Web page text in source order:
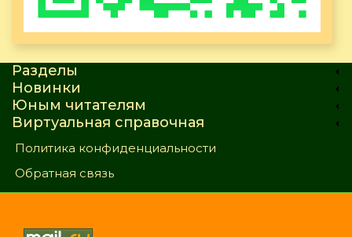
Разделы
Новинки
Юным читателям
Виртуальная справочная
Политика конфиденциальности
Обратная связь